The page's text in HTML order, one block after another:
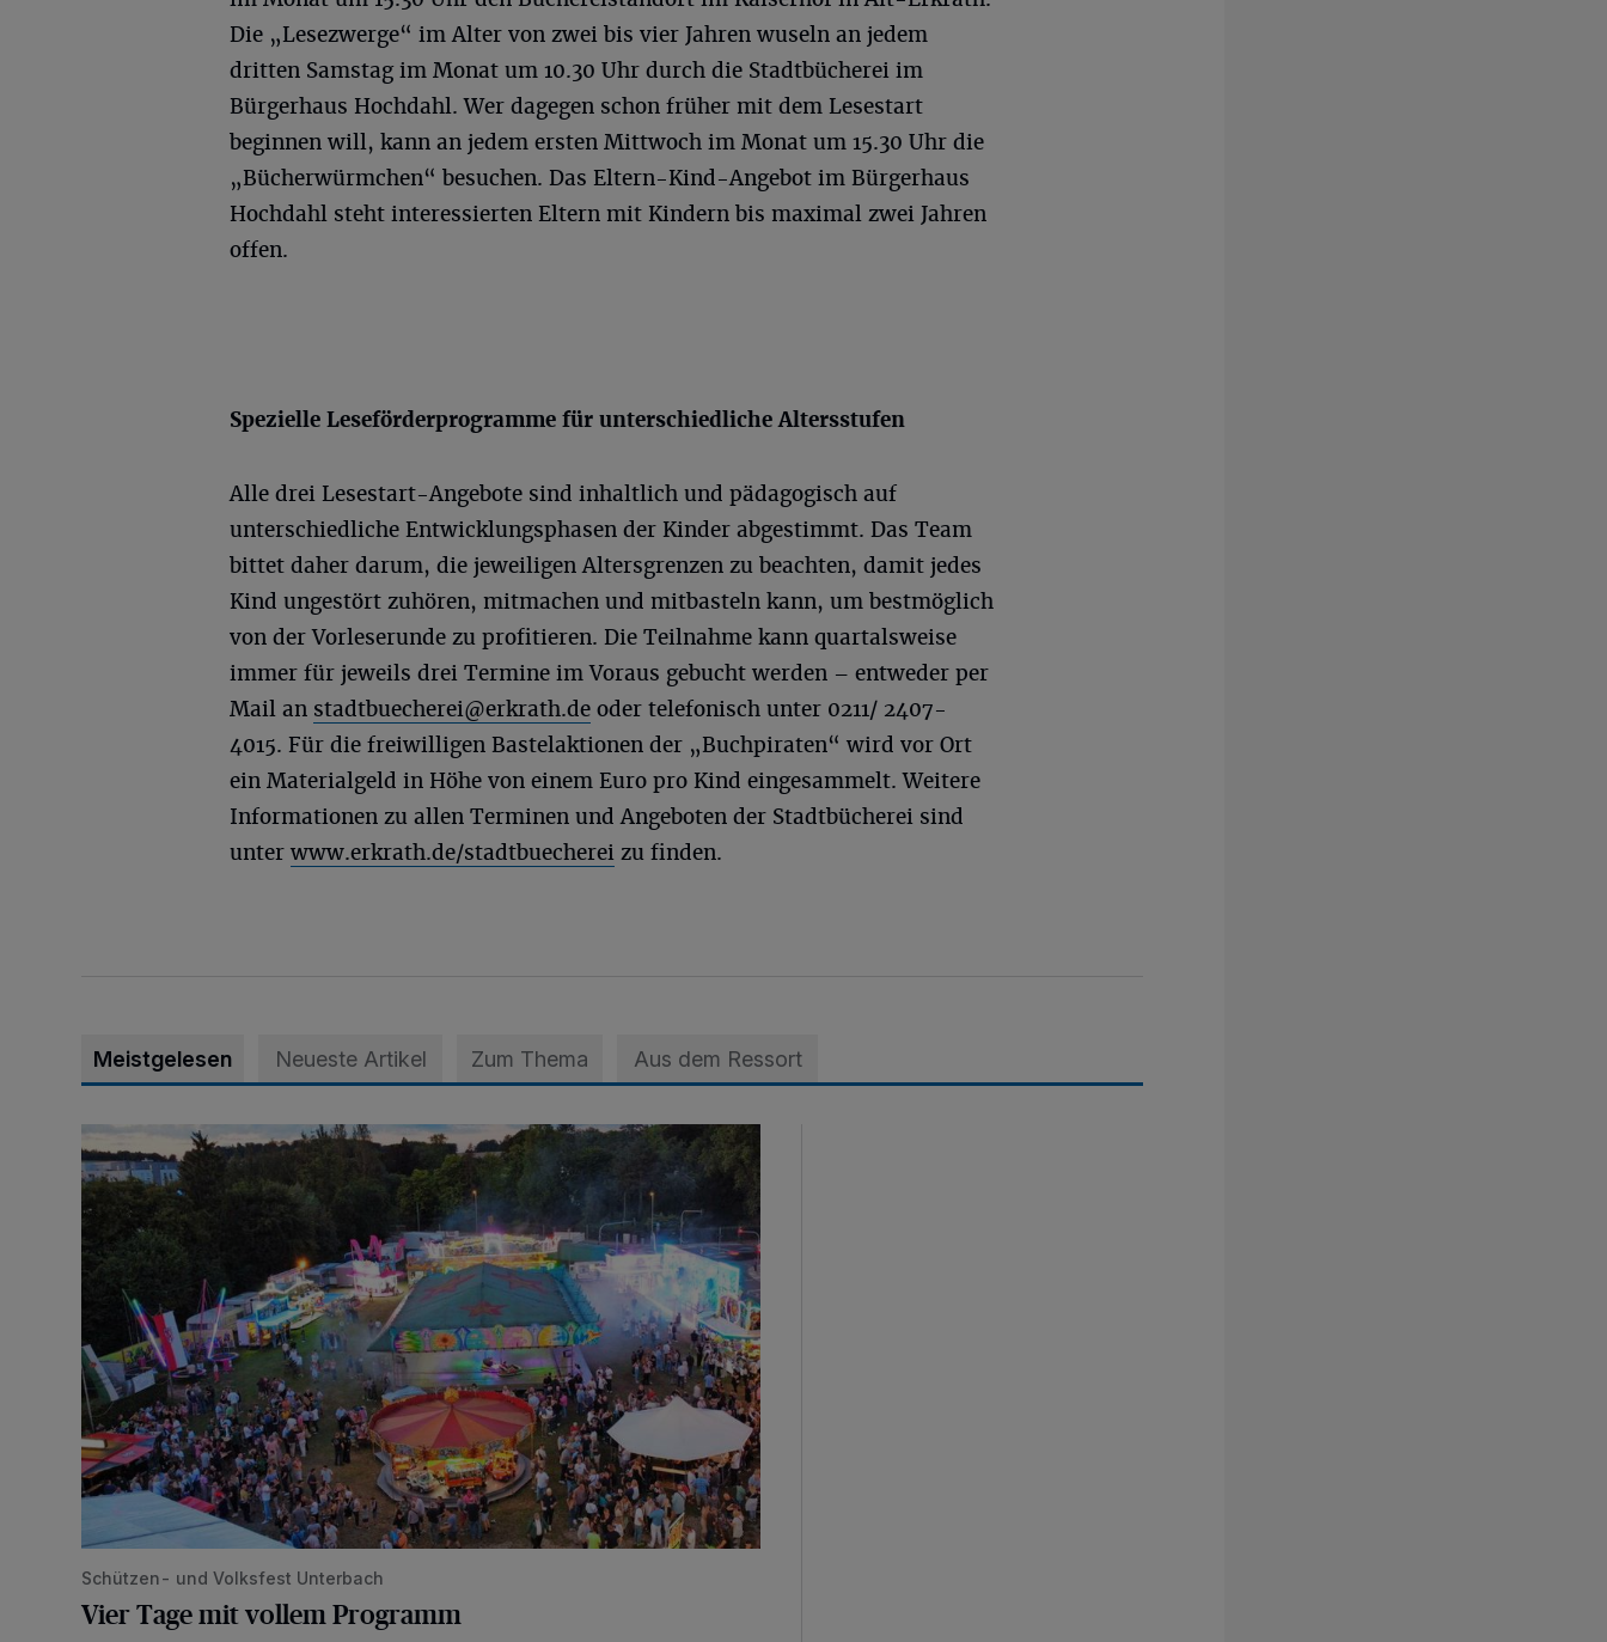
Die „Lesezwerge“ im Alter von zwei bis vier Jahren wuseln an jedem
dritten Samstag im Monat um 10.30 Uhr durch die Stadtbücherei im
Bürgerhaus Hochdahl. Wer dagegen schon früher mit dem Lesestart
beginnen will, kann an jedem ersten Mittwoch im Monat um 15.30 Uhr die
„Bücherwürmchen“ besuchen. Das Eltern-Kind-Angebot im Bürgerhaus
Hochdahl steht interessierten Eltern mit Kindern bis maximal zwei Jahren
offen.
Spezielle Leseförderprogramme für unterschiedliche Altersstufen
Alle drei Lesestart-Angebote sind inhaltlich und pädagogisch auf
unterschiedliche Entwicklungsphasen der Kinder abgestimmt. Das Team
bittet daher darum, die jeweiligen Altersgrenzen zu beachten, damit jedes
Kind ungestört zuhören, mitmachen und mitbasteln kann, um bestmöglich
von der Vorleserunde zu profitieren. Die Teilnahme kann quartalsweise
immer für jeweils drei Termine im Voraus gebucht werden – entweder per
Mail an stadtbuecherei@erkrath.de oder telefonisch unter 0211/ 2407-
4015. Für die freiwilligen Bastelaktionen der „Buchpiraten“ wird vor Ort
ein Materialgeld in Höhe von einem Euro pro Kind eingesammelt. Weitere
Informationen zu allen Terminen und Angeboten der Stadtbücherei sind
unter www.erkrath.de/stadtbuecherei zu finden.
Meistgelesen Neueste Artikel Zum Thema Aus dem Ressort
Vier Tage mit vollem Programm
Schützen- und Volksfest Unterbach
Vier Tage mit vollem Programm